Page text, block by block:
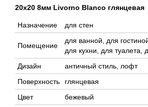
20x20 8мм Livorno Blanco глянцевая
Назначение для стен
Помещение
для ванной, для
для кухни, для туалета,
Дизайн
античный стиль, лофт
Поверхность
глянцевая
Цвет
бежевый